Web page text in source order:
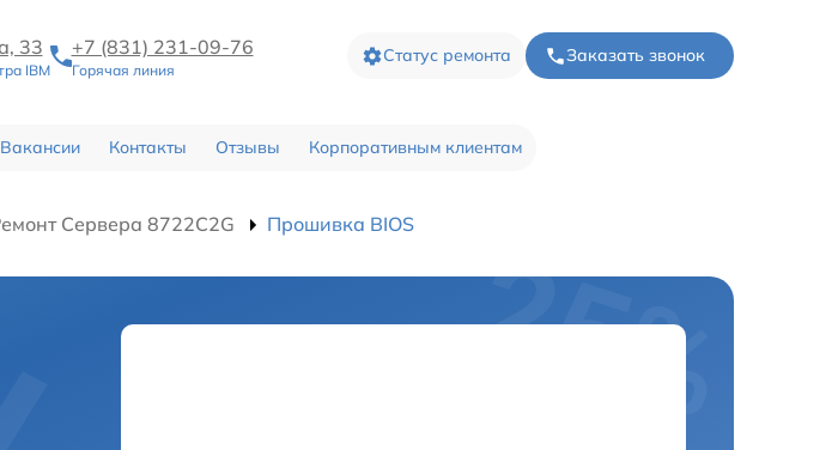
33
IBM
+7 (831) 231-09-76
Горячая линия
Статус ремонта Заказать звонок
Вакансии Контакты Отзывы Корпоративным клиентам
Сервера 8722C2G Прошивка BIOS